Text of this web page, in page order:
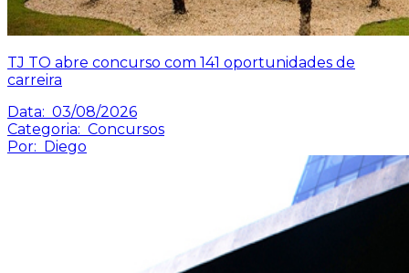
TJ TO abre concurso com 141 oportunidades de
carreira
Data: 03/08/2026
Categoria: Concursos
Por: Diego